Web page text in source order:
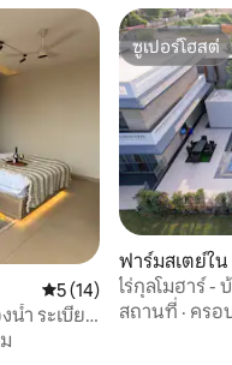
คะแนนเฉลี่ย 5 จาก 5, 14
5 (14)
ำ ระเบียง
รณะ fcg
ซูเปอร์โฮสต์
ซูเปอร์โฮสต์
ฟาร์มสเตย์ใน
ไร่กุลโมฮาร์ -
ชนะรางวัล
สถานที่ · ครอ